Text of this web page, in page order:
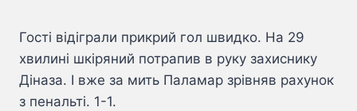
Гості відіграли прикрий гол швидко. На 29
хвилині шкіряний потрапив в руку захиснику
Діназа. І вже за мить Паламар зрівняв рахунок
з пенальті. 1-1.